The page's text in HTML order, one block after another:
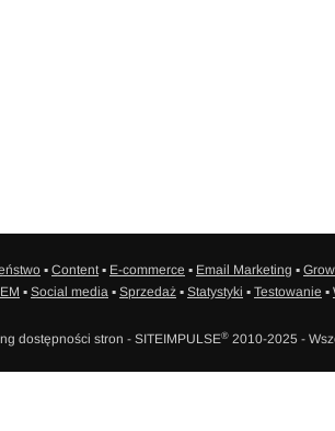
▪ Content▪ E-commerce ▪ Email Marketing ▪
▪ Social media ▪ Sprzedaż ▪ Statystyki ▪ Testowanie ▪
dostępności stron - SITEIMPULSE® 2010-2025 -